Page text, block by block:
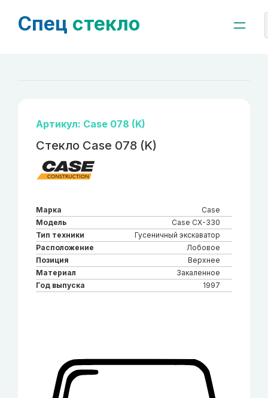
Спец стекло
Артикул: Case 078 (K)
Стекло Case 078 (K)
Марка
Case
Модель
Case CX-330
Тип техники
Гусеничный экскаватор
Расположение
Лобовое
Позиция
Верхнее
Материал
Закаленное
Год выпуска
1997